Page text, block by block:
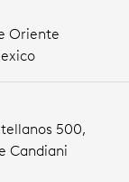
Oriente
500,
Candiani